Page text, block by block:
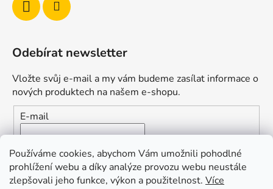
Používáme cookies, abychom Vám umožnili pohodlné
prohlížení webu a díky analýze provozu webu neustále
zlepšovali jeho funkce, výkon a použitelnost. Více
Odebírat newsletter
Vložte svůj e-mail a my vám budeme zasílat informace o
nových produktech na našem e-shopu.
E-mail
Vložením e-mailu souhlasíte s
podmínkami ochrany
osobních údajů